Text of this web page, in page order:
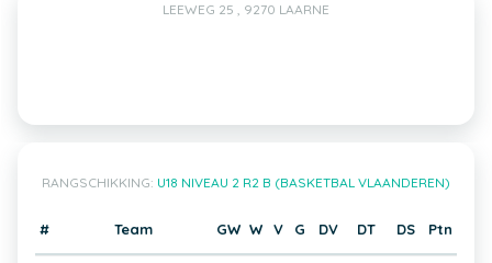
LEEWEG 25 , 9270 LAARNE
RANGSCHIKKING: U18 NIVEAU 2 R2 B (BASKETBAL VLAANDEREN)
# Team GW W V G DV DT DS Ptn